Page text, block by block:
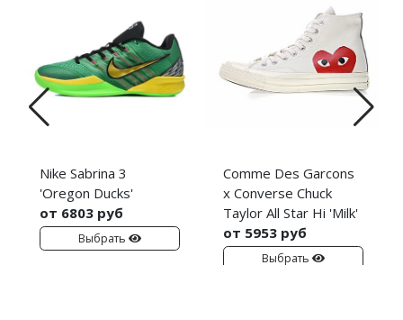
Nike Sabrina 3
'Oregon Ducks'
от 6803 руб
Выбрать
Comme Des Garcons
x Converse Chuck
Taylor All Star Hi 'Milk'
от 5953 руб
Выбрать